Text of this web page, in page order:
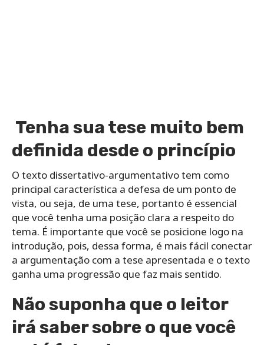
Tenha sua tese muito bem
definida desde o princípio
O texto dissertativo-argumentativo tem como
principal característica a defesa de um ponto de
vista, ou seja, de uma tese, portanto é essencial
que você tenha uma posição clara a respeito do
tema. É importante que você se posicione logo na
introdução, pois, dessa forma, é mais fácil conectar
a argumentação com a tese apresentada e o texto
ganha uma progressão que faz mais sentido.
Não suponha que o leitor
irá saber sobre o que você